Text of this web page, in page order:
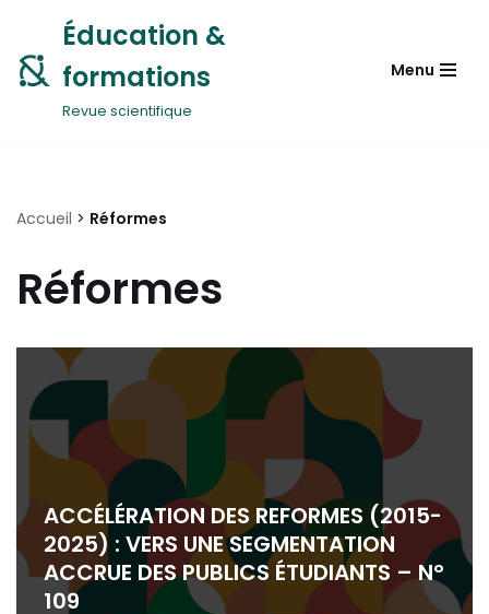
Aller
au
contenu
Éducation &
formations
Revue scientifique
Menu
Accueil > Réformes
Réformes
ACCÉLÉRATION DES REFORMES (2015-
2025) : VERS UNE SEGMENTATION
ACCRUE DES PUBLICS ÉTUDIANTS – N°
109